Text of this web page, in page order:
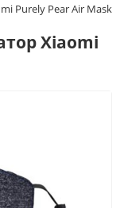
Purely Pear Air Mask
Xiaomi